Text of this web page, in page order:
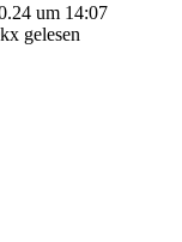
um 14:07
gelesen